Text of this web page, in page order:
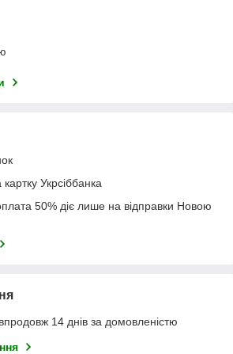
Укрсіббанка
50% діє лише на відправки Новою
14 днів за домовленістю